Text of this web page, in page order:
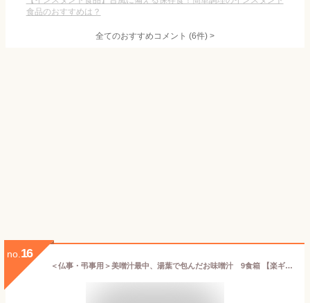
食品のおすすめは？
全てのおすすめコメント (6件) >
no. 16
＜仏事・弔事用＞美噌汁最中、湯葉で包んだお味噌汁 9食箱 【楽ギフ_包装】【楽ギフ_のし宛書】